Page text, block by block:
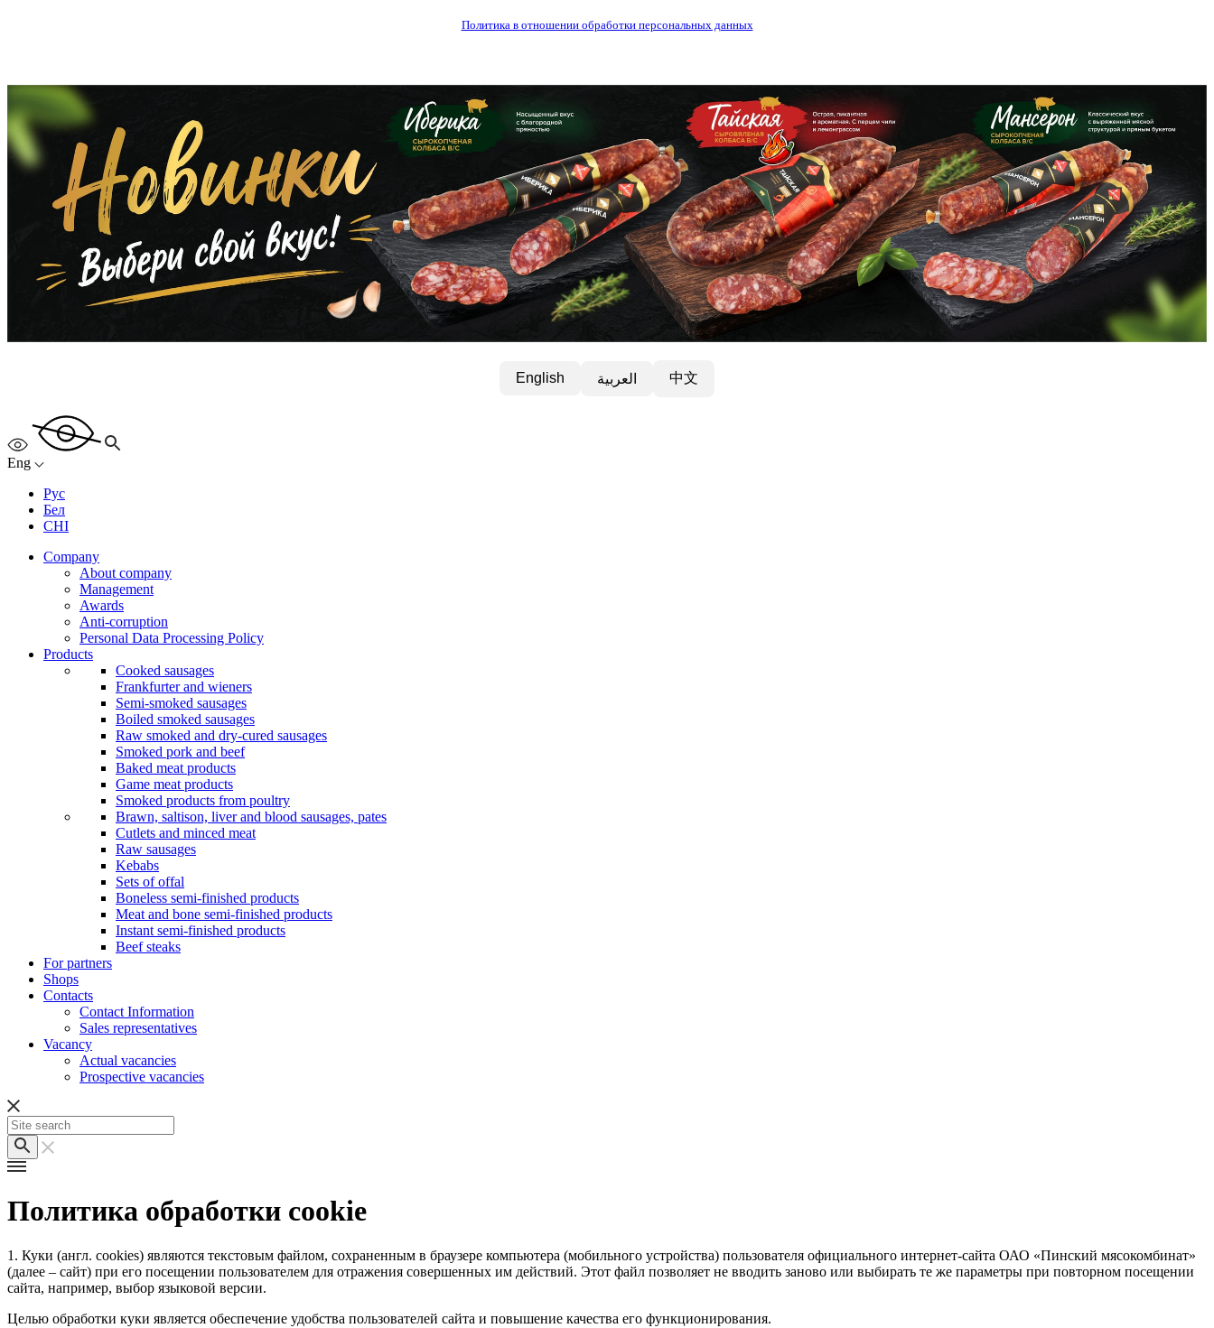
Политика в отношении обработки персональных данных
English العربية 中文
Eng
Рус
Бел
CHI
Company
About company
Management
Awards
Anti-corruption
Personal Data Processing Policy
Products
Cooked sausages
Frankfurter and wieners
Semi-smoked sausages
Boiled smoked sausages
Raw smoked and dry-cured sausages
Smoked pork and beef
Baked meat products
Game meat products
Smoked products from poultry
Brawn, saltison, liver and blood sausages, pates
Cutlets and minced meat
Raw sausages
Kebabs
Sets of offal
Boneless semi-finished products
Meat and bone semi-finished products
Instant semi-finished products
Beef steaks
For partners
Shops
Contacts
Contact Information
Sales representatives
Vacancy
Actual vacancies
Prospective vacancies
Политика обработки cookie
1. Куки (англ. cookies) являются текстовым файлом, сохраненным в браузере компьютера (мобильного устройства) пользователя официального интернет-сайта ОАО «Пинский мясокомбинат»
(далее – сайт) при его посещении пользователем для отражения совершенных им действий. Этот файл позволяет не вводить заново или выбирать те же параметры при повторном посещении
сайта, например, выбор языковой версии.
Целью обработки куки является обеспечение удобства пользователей сайта и повышение качества его функционирования.